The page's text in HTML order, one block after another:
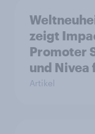
zeigt
Promoter
und Nivea
Artikel